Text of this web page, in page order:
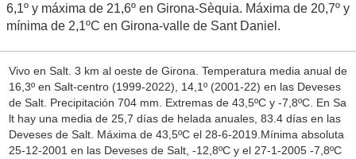
6,1º y máxima de 21,6º en Girona-Sèquia. Máxima de 20,7º y
mínima de 2,1ºC en Girona-valle de Sant Daniel.
Vivo en Salt. 3 km al oeste de Girona. Temperatura media anual de
16,3º en Salt-centro (1999-2022), 14,1º (2001-22) en las Deveses
de Salt. Precipitación 704 mm. Extremas de 43,5ºC y -7,8ºC. En Sa
lt hay una media de 25,7 días de helada anuales, 83.4 días en las
Deveses de Salt. Máxima de 43,5ºC el 28-6-2019.Mínima absoluta
25-12-2001 en las Deveses de Salt, -12,8ºC y el 27-1-2005 -7,8ºC